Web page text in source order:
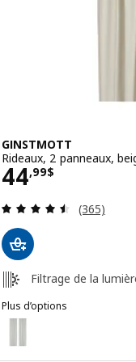
GINSTMOTT
Rideaux, 2 panneaux,
44,99$
Prix 44,99$
Examen:
(365)
Filtrage de la
Plus d’options
GINSTMOTT
Option : GINSTMOTT,